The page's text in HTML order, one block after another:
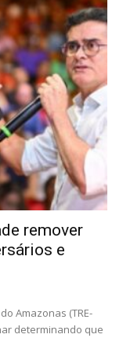
remover
e
Amazonas (TRE-
determinando que